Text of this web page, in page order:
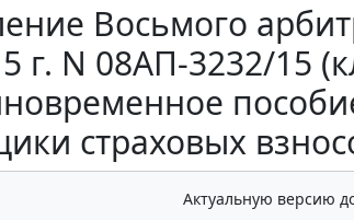
Восьмого
г. N 08АП-3232/15
страховых
Актуальную версию